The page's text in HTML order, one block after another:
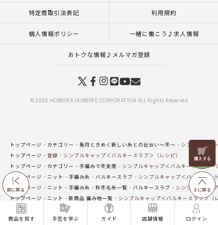
商品を探す 手芸を学ぶ ガイド 店舗情報 ログイン
前に戻る
リリヤン
フェア
上に戻る
特定商取引法表記 利用規約
個人情報ポリシー 一緒に働こう♪求人情報
おトクな情報♪メルマガ登録
© 2026 HOBBYRA HOBBYRE CORPORATION ALL Rights Reserved
トップページ カテゴリー 毎月ときめく新しい糸との出会い～冬～
シンプルキャ
トップページ
登録
シンプルキャップ＜バルキースラブ＞（レシピ）
トップページ
カテゴリー 手編みで冬支度
シンプルキャップ＜バルキースラブ＞
トップページ
ニット 手編み糸 バルキースラブ
シンプルキャップ＜バルキース
トップページ
ニット 手編み糸 秋冬毛糸一覧 バルキースラブ
シンプルキャッ
トップページ
ニット 新商品 編み物一覧
シンプルキャップ＜バルキースラブ＞（
トップページ
ニット 編み図
ストール・マフラー・バッグなど服飾小物（編み図）
トップページ
商品 シンプルキャップ＜バルキースラブ＞（レシピ）